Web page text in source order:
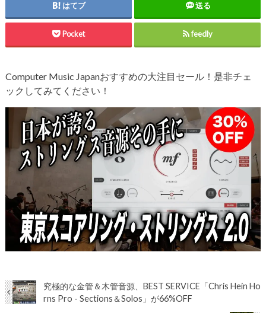
はてブ 送る
Pocket feedly
Computer Music Japanおすすめの大注目セール！是非チェ
ックしてみてください！
究極的な金管＆木管音源、BEST SERVICE「Chris Hein Ho
rns Pro - Sections＆Solos」が66%OFF